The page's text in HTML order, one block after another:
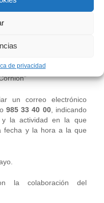
de privacidad
de Evaristo Valle, de
año en los que retrata al
Museo, en otro. Piezas
Museo “En forma de
un correo electrónico
985 33 40 00, indicando
la actividad en la que
fecha y la hora a la que
la colaboración del